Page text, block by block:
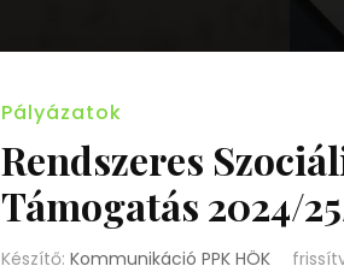
Pályázatok
Rendszeres
Támogatás 2024/
Készítő: Kommunikáció PPK HÖK